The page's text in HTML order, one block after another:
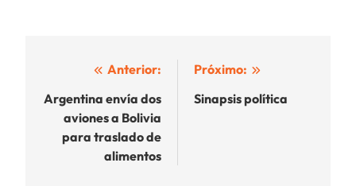
Navegación
de
entradas
Anterior:
Argentina envía dos
aviones a Bolivia
para traslado de
alimentos
Próximo:
Sinapsis política